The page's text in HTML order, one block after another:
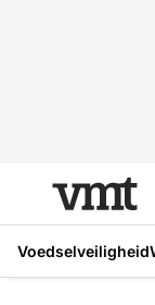
Voedselveiligheid